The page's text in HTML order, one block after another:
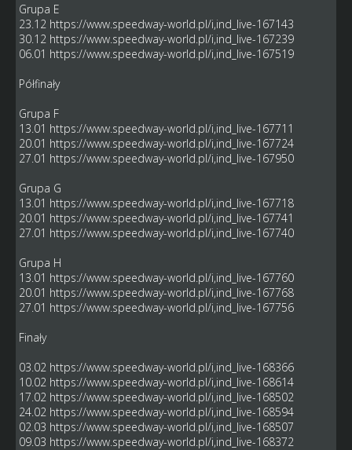
Grupa E
23.12 https://www.speedway-world.pl/i,ind_live-167143
30.12 https://www.speedway-world.pl/i,ind_live-167239
06.01 https://www.speedway-world.pl/i,ind_live-167519
Półfinały
Grupa F
13.01 https://www.speedway-world.pl/i,ind_live-167711
20.01 https://www.speedway-world.pl/i,ind_live-167724
27.01 https://www.speedway-world.pl/i,ind_live-167950
Grupa G
13.01 https://www.speedway-world.pl/i,ind_live-167718
20.01 https://www.speedway-world.pl/i,ind_live-167741
27.01 https://www.speedway-world.pl/i,ind_live-167740
Grupa H
13.01 https://www.speedway-world.pl/i,ind_live-167760
20.01 https://www.speedway-world.pl/i,ind_live-167768
27.01 https://www.speedway-world.pl/i,ind_live-167756
Finały
03.02 https://www.speedway-world.pl/i,ind_live-168366
10.02 https://www.speedway-world.pl/i,ind_live-168614
17.02 https://www.speedway-world.pl/i,ind_live-168502
24.02 https://www.speedway-world.pl/i,ind_live-168594
02.03 https://www.speedway-world.pl/i,ind_live-168507
09.03 https://www.speedway-world.pl/i,ind_live-168372